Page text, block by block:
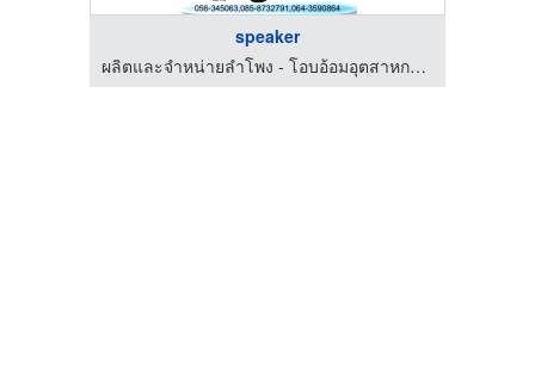
speaker
ผลิตและจำหน่ายลำโพง - โอบอ้อมอุตสาหกรรม